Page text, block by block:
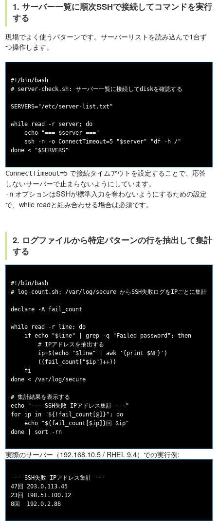
1. サーバー一覧に順次SSHで接続してコマンドを実行
する
現場でよく使うパターンです。サーバーリストを読み込んで1台ず
つ操作します。
#!/bin/bash
# server-check.sh: サーバー一覧に接続してdiskを確認する
SERVERS="/etc/server-list.txt"
while read -r server; do
    echo "=== $server ==="
    ssh -n -o ConnectTimeout=5 "$server" "df -h /"
ConnectTimeout=5 で接続タイムアウトを設定することで、応答
しないサーバーで止まらないようにしています。
-n オプションはSSHが標準入力を奪わないようにするための設定
で、while readと組み合わせる場合は必須です。
2. ログファイルから特定パターンの行を抽出して集計
する
#!/bin/bash
# log-count.sh: /var/log/secure からSSH失敗ログをIPごとに集計す
declare -A fail_count
while read -r line; do
    if echo "$line" | grep -q "Failed password"; then
        # IPアドレスを抽出する
        ip=$(echo "$line" | awk '{print $NF}')
        ((fail_count["$ip"]++))
    fi
done < /var/log/secure
# 集計結果を表示する
echo "--- SSH失敗 IPアドレス集計 ---"
for ip in "${!fail_count[@]}"; do
    echo "${fail_count[$ip]}回 $ip"
実際のサーバー（192.168.10.5 / RHEL 9.4）での実行例:
--- SSH失敗 IPアドレス集計 ---
47回 203.0.113.45
23回 198.51.100.12